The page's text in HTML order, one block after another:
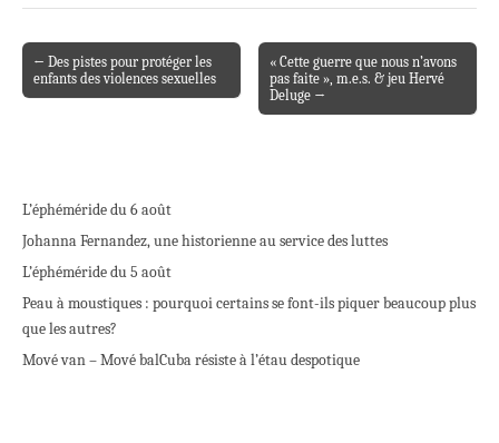
Post navigation
← Des pistes pour protéger les
enfants des violences sexuelles
« Cette guerre que nous n’avons
pas faite », m.e.s. & jeu Hervé
Deluge →
L’éphéméride du 6 août
Johanna Fernandez, une historienne au service des luttes
L’éphéméride du 5 août
Peau à moustiques : pourquoi certains se font-ils piquer beaucoup plus
que les autres?
Mové van – Mové balCuba résiste à l’étau despotique